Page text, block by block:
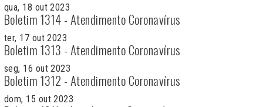
qua, 18 out 2023
Boletim 1314 - Atendimento Coronavírus
ter, 17 out 2023
Boletim 1313 - Atendimento Coronavírus
seg, 16 out 2023
Boletim 1312 - Atendimento Coronavírus
dom, 15 out 2023